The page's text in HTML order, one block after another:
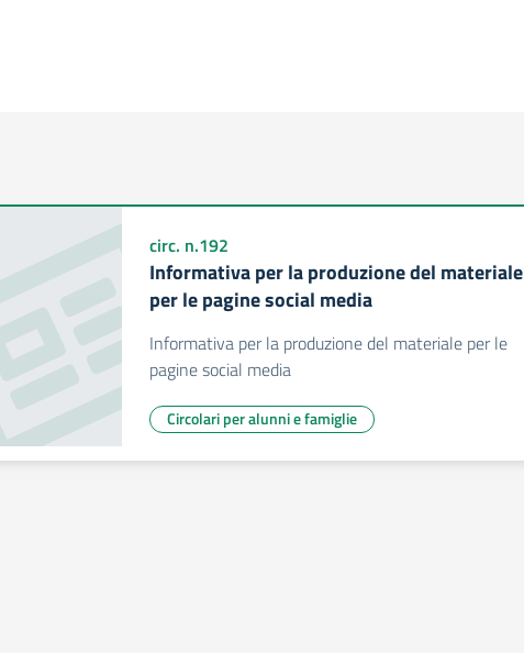
circ. n.192
Informativa per la produzione del materiale
per le pagine social media
Informativa per la produzione del materiale per le
pagine social media
Circolari per alunni e famiglie